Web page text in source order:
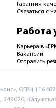
Гарантия
Связаться с
Работа
Карьера в
Вакансии
Отправить
ОГРН